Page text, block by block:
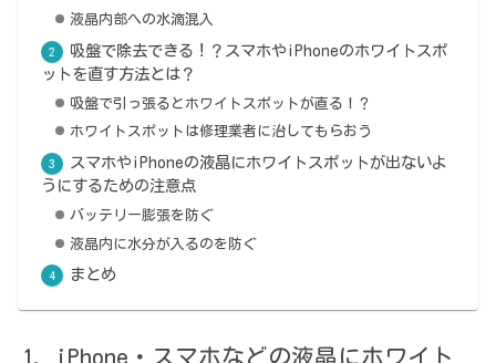
液晶内部への水滴混入
吸盤で除去できる！？スマホやiPhoneのホワイトスポ
ットを直す方法とは？
吸盤で引っ張るとホワイトスポットが直る！？
ホワイトスポットは修理業者に治してもらおう
スマホやiPhoneの液晶にホワイトスポットが出ないよ
うにするための注意点
バッテリー膨張を防ぐ
液晶内に水分が入るのを防ぐ
まとめ
iPhone・スマホなどの液晶にホワイト